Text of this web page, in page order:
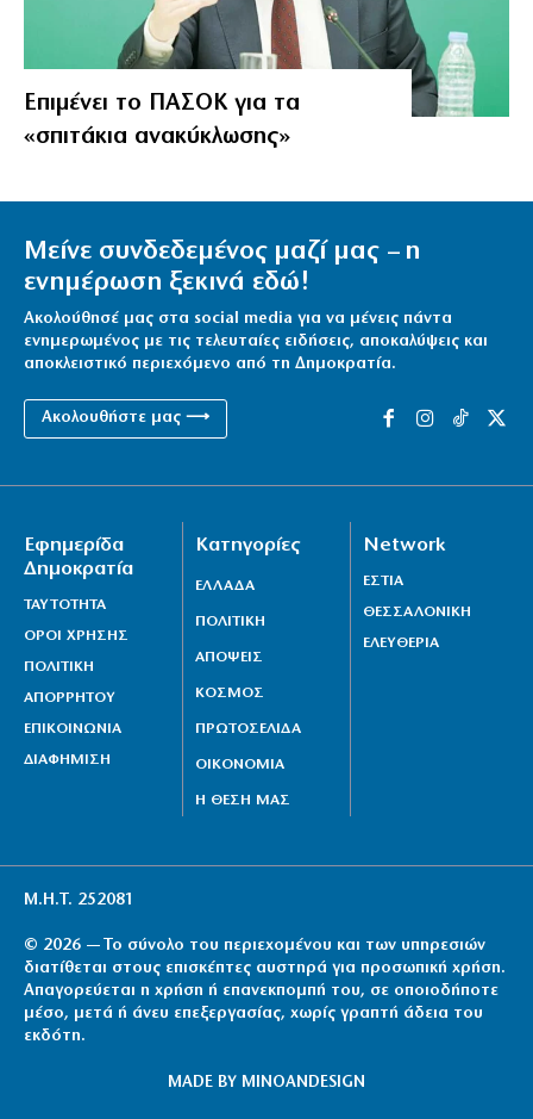
Επιμένει το ΠΑΣΟΚ για τα
«σπιτάκια ανακύκλωσης»
Μείνε συνδεδεμένος μαζί μας – η
ενημέρωση ξεκινά εδώ!
Ακολούθησέ μας στα social media για να μένεις πάντα
ενημερωμένος με τις τελευταίες ειδήσεις, αποκαλύψεις και
αποκλειστικό περιεχόμενο από τη Δημοκρατία.
Ακολουθήστε μας ⟶
Εφημερίδα
Δημοκρατία
ΤΑΥΤΟΤΗΤΑ
ΟΡΟΙ ΧΡΗΣΗΣ
ΠΟΛΙΤΙΚΗ
ΑΠΟΡΡΗΤΟΥ
ΕΠΙΚΟΙΝΩΝΙΑ
ΔΙΑΦΗΜΙΣΗ
Κατηγορίες
ΕΛΛΑΔΑ
ΠΟΛΙΤΙΚΗ
ΑΠΟΨΕΙΣ
ΚΟΣΜΟΣ
ΠΡΩΤΟΣΕΛΙΔΑ
ΟΙΚΟΝΟΜΙΑ
Η ΘΕΣΗ ΜΑΣ
Network
ΕΣΤΙΑ
ΘΕΣΣΑΛΟΝΙΚΗ
ΕΛΕΥΘΕΡΙΑ
Μ.Η.Τ. 252081
© 2026 — Το σύνολο του περιεχομένου και των υπηρεσιών
διατίθεται στους επισκέπτες αυστηρά για προσωπική χρήση.
Απαγορεύεται η χρήση ή επανεκπομπή του, σε οποιοδήποτε
μέσο, μετά ή άνευ επεξεργασίας, χωρίς γραπτή άδεια του
εκδότη.
MADE BY MINOANDESIGN